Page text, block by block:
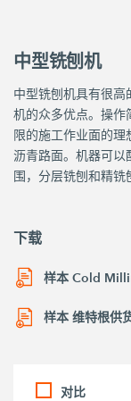
中型铣刨机
中型铣刨机具有很高
机的众多优点。操作
限的施工作业面的
沥青路面。机器可以
围，分层铣刨和精铣
下载
样本 Cold
样本 维特根供
对比